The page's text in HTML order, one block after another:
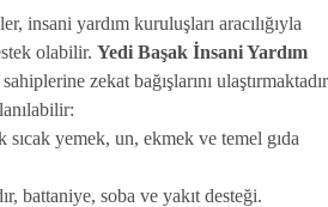
insani yardım kuruluşları aracılığıyla
olabilir. Yedi Başak İnsani Yardım
zekat bağışlarını
sıcak yemek, un, ekmek ve temel gıda
battaniye, soba ve yakıt desteği.